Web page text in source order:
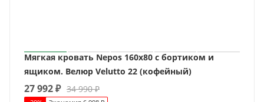
Мягкая кровать Nepos 160х80 с бортиком и
ящиком. Велюр Velutto 22 (кофейный)
27 992₽ 34 990₽